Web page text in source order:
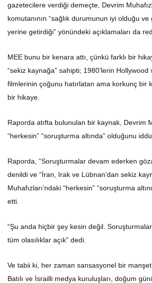
gazetecilere verdiği demeçte, Devrim
komutanının “sağlık durumunun iyi olduğu
yerine getirdiği” yönündeki açıklamaları da
MEE bunu bir kenara attı, çünkü farklı bir
“sekiz kaynağa” sahipti; 1980’lerin
filmlerinin çoğunu hatırlatan ama korkunç bir
bir hikaye.
Raporda atıfta bulunulan bir kaynak, Devrim
“herkesin” “soruşturma altında” olduğunu
Raporda, “Soruşturmalar devam ederken
denildi ve “İran, Irak ve Lübnan’dan sekiz
Muhafızları’ndaki “herkesin” “soruşturma
etti.
“Şu anda hiçbir şey kesin değil.
tüm olasılıklar açık” dedi.
Ve tabii ki, her zaman sansasyonel bir
Batılı ve İsrailli medya kuruluşları, doğum